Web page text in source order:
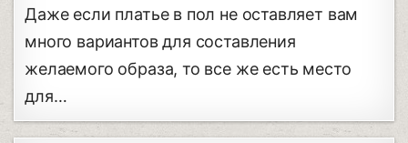
Даже если платье в пол не оставляет вам
много вариантов для составления
желаемого образа, то все же есть место
для…